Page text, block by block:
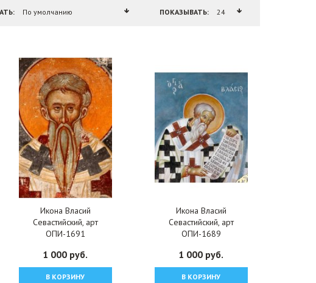
ПОКАЗЫВАТЬ:
Икона Власий
Севастийский, арт
ОПИ-1691
1 000 руб.
В КОРЗИНУ
Икона Власий
Севастийский, арт
ОПИ-1689
1 000 руб.
В КОРЗИНУ